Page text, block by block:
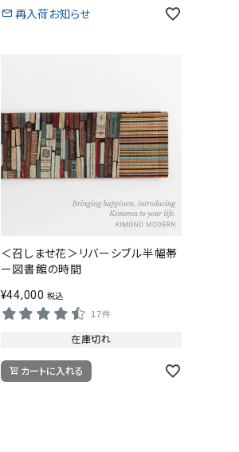
再入荷お知らせ
＜召しませ花＞リバーシブル半幅帯
ー図書館の時間
¥44,000 税込
17件
在庫切れ
カートに入れる